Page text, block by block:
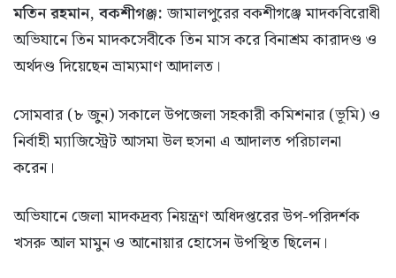
ম‌তিন রহমান, বকশীগঞ্জ: জামালপুরের বকশীগঞ্জে মাদকবিরোধী
অভিযানে তিন মাদকসেবীকে তিন মাস করে বিনাশ্রম কারাদণ্ড ও
অর্থদণ্ড দিয়েছেন ভ্রাম্যমাণ আদালত।
সোমবার (৮ জুন) সকালে উপজেলা সহকারী কমিশনার (ভূমি) ও
নির্বাহী ম্যাজিস্ট্রেট আসমা উল হুসনা এ আদালত পরিচালনা
করেন।
অভিযানে জেলা মাদকদ্রব্য নিয়ন্ত্রণ অধিদপ্তরের উপ-পরিদর্শক
খসরু আল মামুন ও আনোয়ার হোসেন উপস্থিত ছিলেন।